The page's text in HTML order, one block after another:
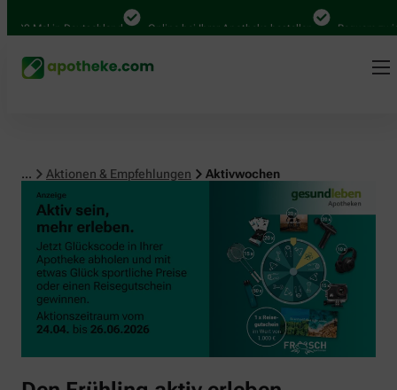
Mal in Deutschland Online bei Ihrer Apotheke bestellen Bequem
... Aktionen & Empfehlungen Aktivwochen